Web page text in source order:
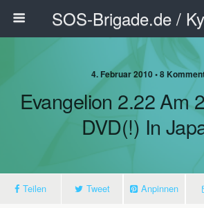
SOS-Brigade.de /
4. Februar 2010 • 8
Evangelion 2.22 Am
DVD(!) In
Teilen Tweet Anpinnen